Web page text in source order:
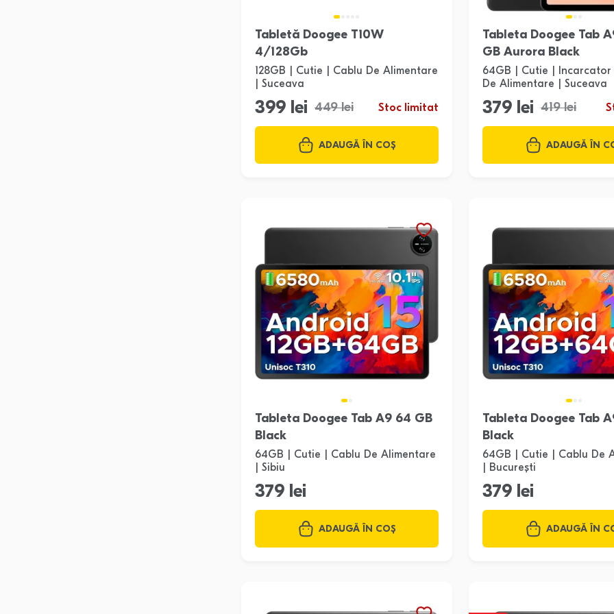
Tabletă Doogee T10W
4/128Gb
128GB | Cutie | Cablu De Alimentare
| Suceava
399 lei 449 lei Stoc limitat
ADAUGĂ ÎN COȘ
Tableta Doogee Tab
GB Aurora Black
64GB | Cutie | Incarcator
De Alimentare | Suceava
379 lei 419 lei
ADAUGĂ ÎN
Tableta Doogee Tab A9 64 GB
Black
64GB | Cutie | Cablu De Alimentare
| Sibiu
379 lei
ADAUGĂ ÎN COȘ
Tableta Doogee Tab
Black
64GB | Cutie | Cablu De
| București
379 lei
ADAUGĂ ÎN